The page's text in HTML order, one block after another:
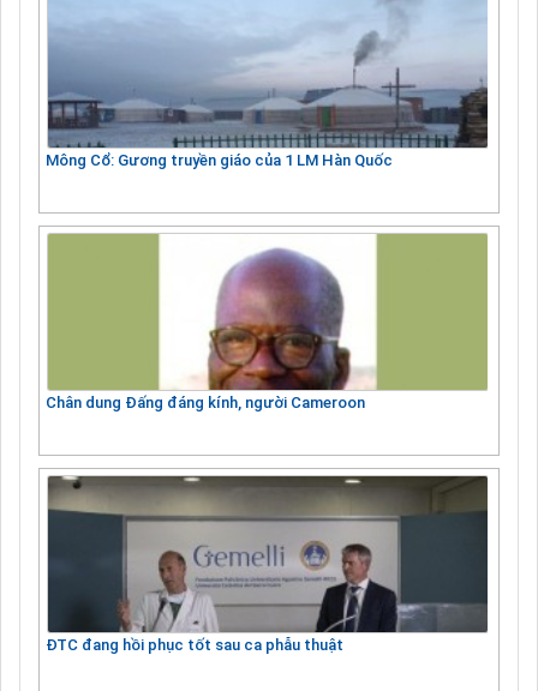
Mông Cổ: Gương truyền giáo của 1 LM Hàn Quốc
Chân dung Đấng đáng kính, người Cameroon
ĐTC đang hồi phục tốt sau ca phẫu thuật